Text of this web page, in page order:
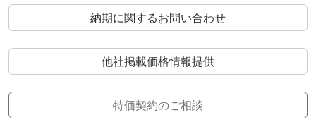
納期に関するお問い合わせ
他社掲載価格情報提供
特価契約のご相談